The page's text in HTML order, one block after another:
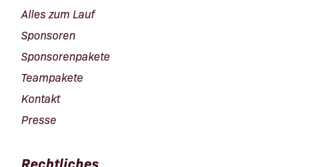
Alles zum Lauf
Sponsoren
Sponsorenpakete
Teampakete
Kontakt
Presse
Rechtliches